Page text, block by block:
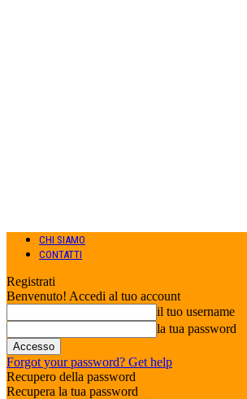
CHI SIAMO
CONTATTI
Registrati
Benvenuto! Accedi al tuo account
il tuo username
la tua password
Forgot your password? Get help
Recupero della password
Recupera la tua password